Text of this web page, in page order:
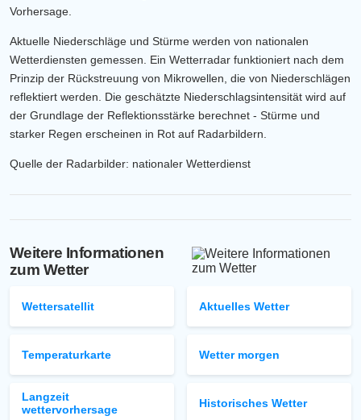
Vorhersage.
Aktuelle Niederschläge und Stürme werden von nationalen
Wetterdiensten gemessen. Ein Wetterradar funktioniert nach dem
Prinzip der Rückstreuung von Mikrowellen, die von Niederschlägen
reflektiert werden. Die geschätzte Niederschlagsintensität wird auf
der Grundlage der Reflektionsstärke berechnet - Stürme und
starker Regen erscheinen in Rot auf Radarbildern.
Quelle der Radarbilder: nationaler Wetterdienst
Weitere Informationen
zum Wetter
Wettersatellit
Temperaturkarte
Langzeit
wettervorhersage
Aktuelles Wetter
Wetter morgen
Historisches Wetter